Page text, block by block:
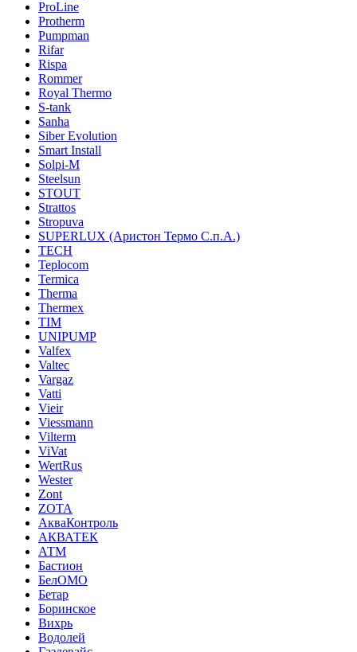
ProLine
Protherm
Pumpman
Rifar
Rispa
Rommer
Royal Thermo
S-tank
Sanha
Siber Evolution
Smart Install
Solpi-M
Steelsun
STOUT
Strattos
Stropuva
SUPERLUX (Аристон Термо С.п.А.)
TECH
Teplocom
Termica
Therma
Thermex
TIM
UNIPUMP
Valfex
Valtec
Vargaz
Vatti
Vieir
Viessmann
Vilterm
ViVat
WertRus
Wester
Zont
ZOTA
АкваКонтроль
АКВАТЕК
АТМ
Бастион
БелОМО
Бетар
Боринское
Вихрь
Водолей